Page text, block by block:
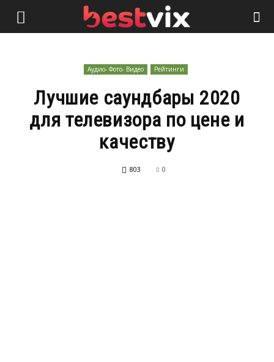
Аудио- Фото- Видео Рейтинги
Лучшие саундбары 2020
для телевизора по цене и
качеству
803 0